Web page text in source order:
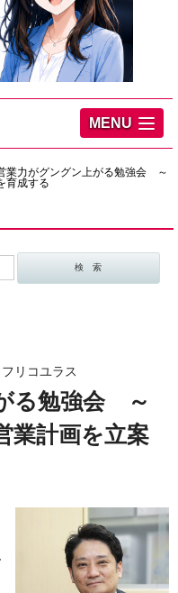
MENU
業力がグングン上がる勉強会 ～
育成する
リコユラス
る勉強会 ～
業計画を立案